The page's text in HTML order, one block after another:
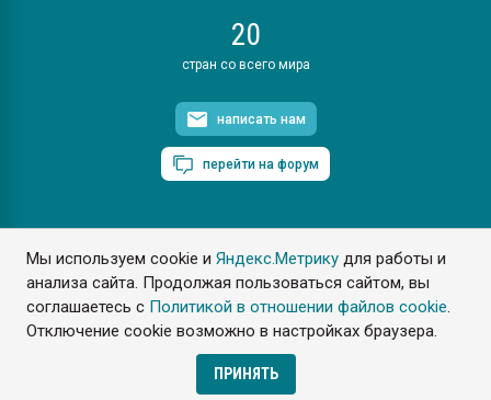
Мы используем cookie иЯндекс.Метрику для работы и
анализа сайта. Продолжая пользоваться сайтом, вы
соглашаетесь с Политикой в отношении файлов cookie.
Отключение cookie возможно в настройках браузера.
ПРИНЯТЬ
20
стран со всего мира
написать нам
перейти на форум
ПластЭксперт © 2006. Все права защищены
Разрешается копирование материалов сайта с обязательной
ссылкой на www.e-plastic.ru
Разработка сайта